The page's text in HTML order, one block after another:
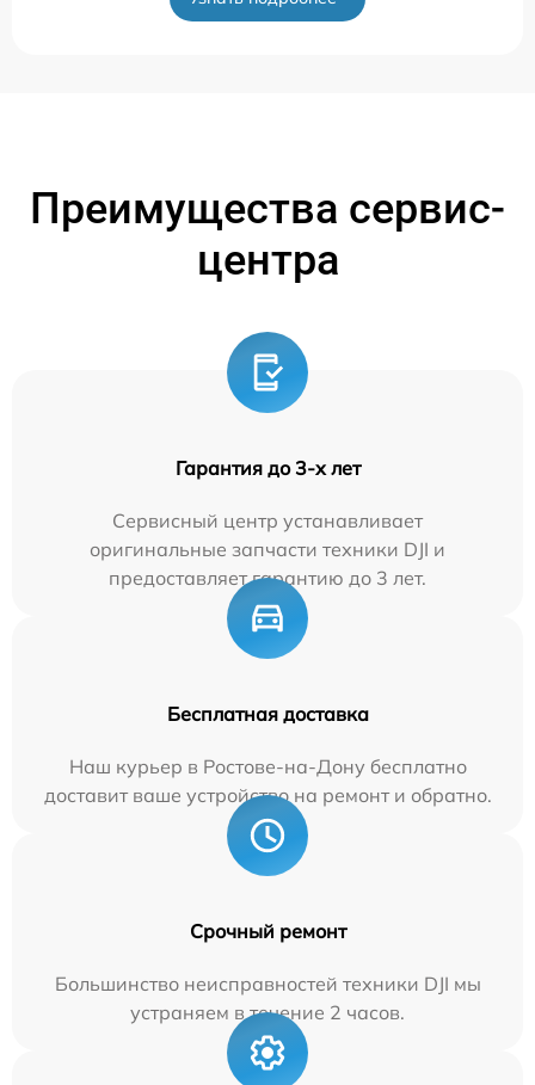
Преимущества сервис-
центра
Гарантия до 3-х лет
Сервисный центр устанавливает
оригинальные запчасти техники DJI и
предоставляет гарантию до 3 лет.
Бесплатная доставка
Наш курьер в Ростове-на-Дону бесплатно
доставит ваше устройство на ремонт и обратно.
Срочный ремонт
Большинство неисправностей техники DJI мы
устраняем в течение 2 часов.